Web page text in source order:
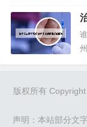
版权所有
声明：本站部分文